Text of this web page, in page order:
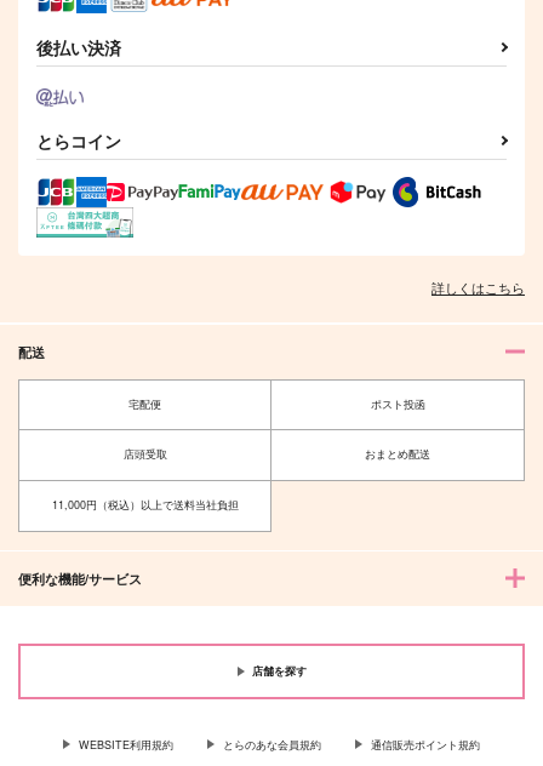
後払い決済
とらコイン
詳しくはこちら
配送
宅配便 ポスト投函
店頭受取 おまとめ配送
11,000円（税込）以上で送料当社負担
便利な機能/サービス
店舗を探す
WEBSITE利用規約 とらのあな会員規約 通信販売ポイント規約